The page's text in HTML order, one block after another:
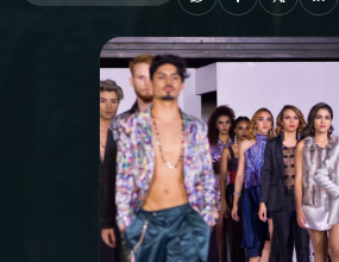
PROGRAMAÇÃO
PROGRAMAS
PODCASTS
VIDEOCASTS